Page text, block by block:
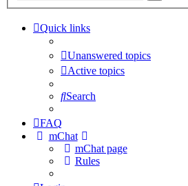
Quick links
Unanswered topics
Active topics
Search
FAQ
mChat
mChat page
Rules